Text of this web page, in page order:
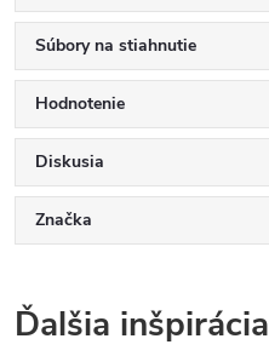
Súbory na stiahnutie
Hodnotenie
Diskusia
Značka
Ďalšia inšpirácia